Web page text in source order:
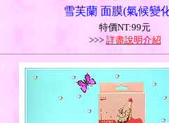
雪芙蘭 面膜(氣候變
特價NT:99元
>>> 詳盡說明介紹